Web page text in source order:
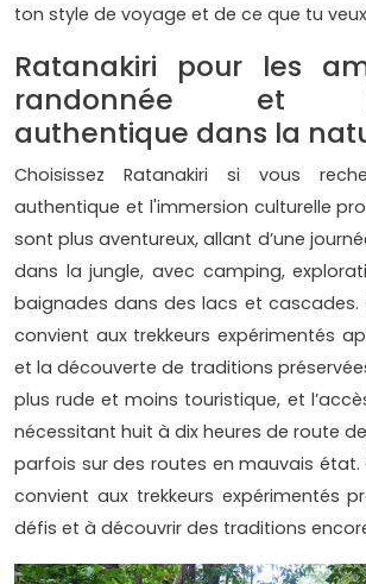
ton style de voyage et de ce que tu
Ratanakiri pour les
randonnée et
authentique dans la
Choisissez Ratanakiri si vous
authentique et l'immersion culturelle
sont plus aventureux, allant d’une
dans la jungle, avec camping,
baignades dans des lacs et cascades.
convient aux trekkeurs expérimentés
et la découverte de traditions
plus rude et moins touristique, et
nécessitant huit à dix heures de route
parfois sur des routes en mauvais
convient aux trekkeurs expérimentés
défis et à découvrir des traditions